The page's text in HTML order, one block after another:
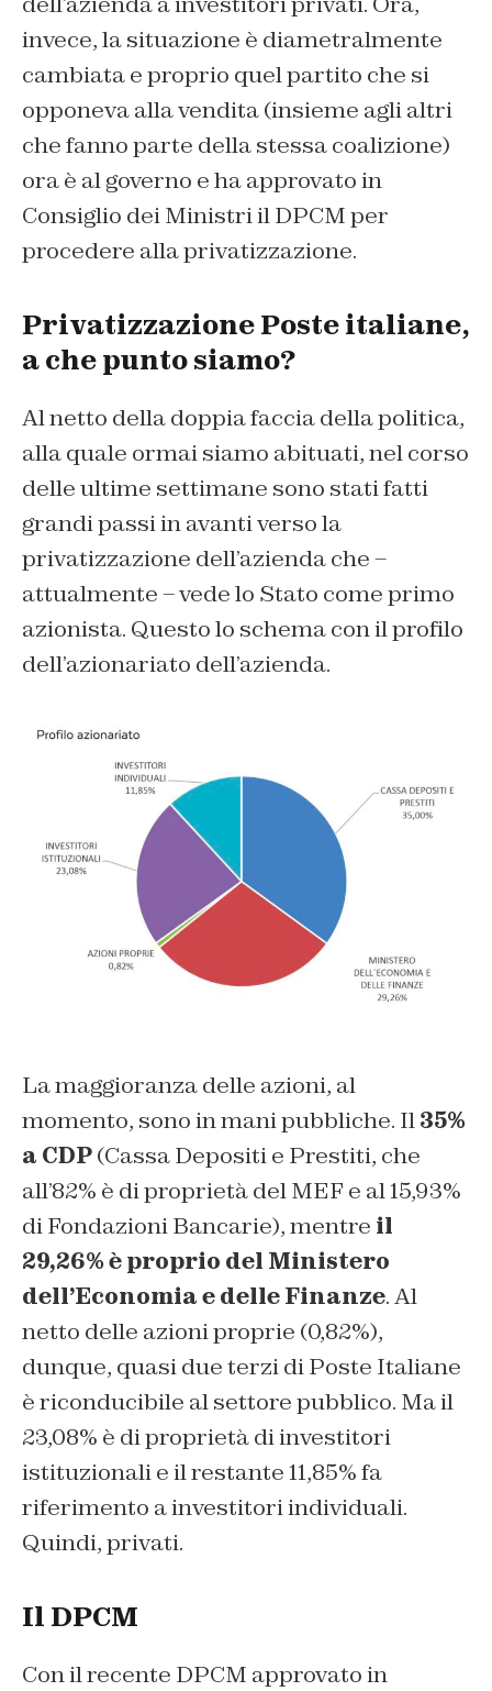
invece, la situazione è diametralmente
cambiata e proprio quel partito che si
opponeva alla vendita (insieme agli altri
che fanno parte della stessa coalizione)
ora è al governo e ha approvato in
Consiglio dei Ministri il DPCM per
procedere alla privatizzazione.
Privatizzazione Poste italiane,
a che punto siamo?
Al netto della doppia faccia della politica,
alla quale ormai siamo abituati, nel corso
delle ultime settimane sono stati fatti
grandi passi in avanti verso la
privatizzazione dell’azienda che –
attualmente – vede lo Stato come primo
azionista. Questo lo schema con il profilo
dell’azionariato dell’azienda.
La maggioranza delle azioni, al
momento, sono in mani pubbliche. Il35%
a CDP(Cassa Depositi e Prestiti, che
all’82% è di proprietà del MEF e al 15,93%
di Fondazioni Bancarie), mentre il
29,26% è proprio del Ministero
dell’Economia e delle Finanze. Al
netto delle azioni proprie (0,82%),
dunque, quasi due terzi di Poste Italiane
è riconducibile al settore pubblico. Ma il
23,08% è di proprietà di investitori
istituzionali e il restante 11,85% fa
riferimento a investitori individuali.
Quindi, privati.
Il DPCM
Con il recente DPCM approvato in